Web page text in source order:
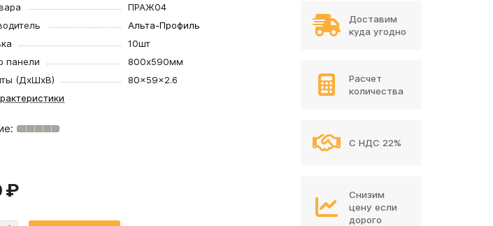
ПРАЖ04
Альта-Профиль
10шт
панели
800х590мм
(ДхШхВ)
80×59×2.6
₽
Доставим
куда угодно
Расчет
количества
С НДС 22%
Снизим
цену если
дорого